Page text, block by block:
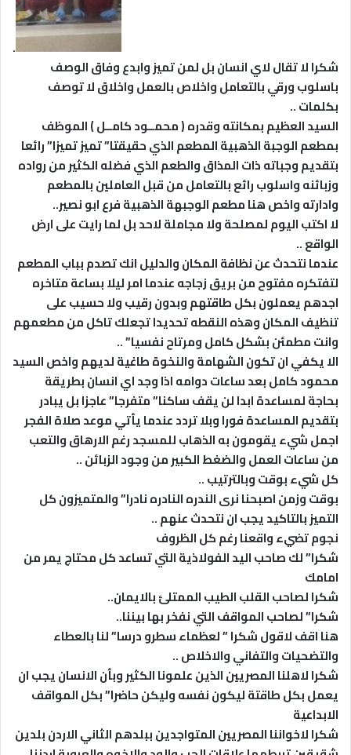
.
شكرا لا تقال لاي انسان بل لمن تميز وابدع وفاق الوصف
باسلوب ورقي بالتعامل واخلاص بالعمل واخلاق لا توصف
بكلمات ..
السيد العظيم بمكانته وقدره ( محمــود كامــل ) الموظف
بمطعم الوجبة الذهبية المطعم الذي حقيقتا” تميز تميزا” رائعا
بتقديم وجباته ذات المذاق والطعم الذي فضله الكثير من رواده
وزبائنه واسلوب رائع بالتعامل من قبل العاملين بالمطعم
وادارته واخص هنا مطعم الوجبهة الذهبية فرع ابو نصير..
لا اكتب اليوم لمصلحة ولا مجاملة لاحد بل لما رايت على ارض
الواقع ..
عندما نتحدث عن نظافة المكان والدليل انك تصدم بباب المطعم
لتفتكره مفتوح من بريقزجاجهعندما امر ليلا بساعة متاخره
اجدهم يعملون بكل طاقتهم وبدون رقيب ولا حسيب على
تنظيف المكان وهذه النقطه تحديدا تجعلك تاكل من مطعمهم
وانت مطمئن بشكل كامل ومرتاح نفسيا” ..
الا يكفي ان تكون الشهامة والنخوة طاغية لديهم واخص السيد
محمود كامل بعد ساعات دوامه اذا وجد اي انسان بطريقة
بحاجة لمساعدة ابدا لن يقف ساكنا” متفرجا” عاجزا بل يبادر
بتقديم المساعدة فورا وبلا تردد عندما يأتي موعد صلاة الفجر
اجمل شيء يقومون به الذهاب للمسجد رغم الارهاق والتعب
من ساعات العمل والضغط الكبير من وجود الزبائن ..
كل شيء بوقت وبالترتيب ..
بوقت وزمن اصبحنا نرى الندره النادره نادرا” والمتميزون كل
التميز بالتاكيد يجب ان نتحدث عنهم ..
نجوم تضيء واقعنا رغم كل الظروف
شكرا” لك صاحب اليد الفولاذية التي تساعد كل محتاج يمر من
امامك
شكرا لصاحب القلب الطيب الممتلئ بالايمان..
شكرا” لصاحب المواقف التي نفخر بها بيننا..
هنا اقف لاقول شكرا ” لعظماء سطرو درسا” لنا بالعطاء
والتضحيات والتفاني والاخلاص ..
شكرا لاهلنا المصريين الذين علمونا الكثير وبأن الانسان يجب ان
يعمل بكل طاقتة ليكون نفسه وليكن حاضرا” بكل المواقف
الابداعية
شكرا لاخواننا المصريين المتواجدين ببلدهم الثاني الاردن بلدين